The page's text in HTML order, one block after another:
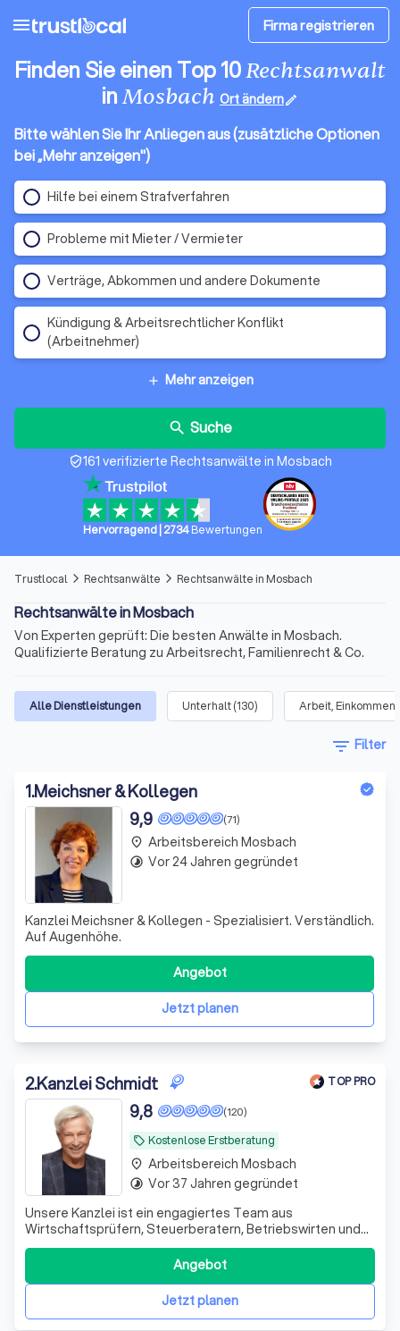
menu Firma registrieren
Finden Sie einen Top 10Rechtsanwalt
inMosbach Ort ändernedit
Bitte wählen Sie Ihr Anliegen aus (zusätzliche Optionen
bei „Mehr anzeigen")
Hilfe bei einem Strafverfahren
Probleme mit Mieter / Vermieter
Verträge, Abkommen und andere Dokumente
Kündigung & Arbeitsrechtlicher Konflikt
(Arbeitnehmer)
add Mehr anzeigen
search Suche
verified_user161 verifizierte Rechtsanwälte in Mosbach
Hervorragend 2734Bewertungen
Trustlocal arrow_forward_ios Rechtsanwälte arrow_forward_ios Rechtsanwälte in Mosbach
Rechtsanwälte in Mosbach
Von Experten geprüft: Die besten Anwälte in Mosbach.
Qualifizierte Beratung zu Arbeitsrecht, Familienrecht & Co.
Alle Dienstleistungen Unterhalt(130) Arbeit, Einkommen
filter_list Filter
1.Meichsner & Kollegen
(71)
9,9
Kanzlei Meichsner & Kollegen - Spezialisiert. Verständlich.
Auf Augenhöhe.
Jetzt planen
Angebot
place Arbeitsbereich Mosbach
timelapse Vor 24 Jahren gegründet
2.Kanzlei Schmidt TOP PRO
local_offer Kostenlose Erstberatung
(120)
9,8
Unsere Kanzlei ist ein engagiertes Team aus
Wirtschaftsprüfern, Steuerberatern, Betriebswirten und
Fachanwälten. Seit 1995 unterstützen wir unsere
Mandanten erfolgreich in schwierigen Finanzsituationen.
Wir sehen uns nicht nur als Ansprechpartner, sondern auch
als Ratgeber und Umsetzer von Lösungen.
Jetzt planen
Angebot
place Arbeitsbereich Mosbach
timelapse Vor 37 Jahren gegründet